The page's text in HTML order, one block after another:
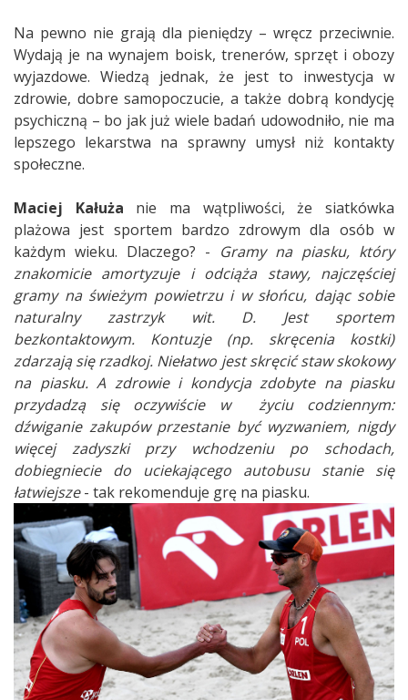
Na pewno nie grają dla pieniędzy – wręcz przeciwnie.
Wydają je na wynajem boisk, trenerów, sprzęt i obozy
wyjazdowe. Wiedzą jednak, że jest to inwestycja w
zdrowie, dobre samopoczucie, a także dobrą kondycję
psychiczną – bo jak już wiele badań udowodniło, nie ma
lepszego lekarstwa na sprawny umysł niż kontakty
społeczne.
Maciej Kałuża nie ma wątpliwości, że siatkówka
plażowa jest sportem bardzo zdrowym dla osób w
każdym wieku. Dlaczego? - Gramy na piasku, który
znakomicie amortyzuje i odciąża stawy, najczęściej
gramy na świeżym powietrzu i w słońcu, dając sobie
naturalny zastrzyk wit. D. Jest sportem
bezkontaktowym. Kontuzje (np. skręcenia kostki)
zdarzają się rzadkoj. Niełatwo jest skręcić staw skokowy
na piasku. A zdrowie i kondycja zdobyte na piasku
przydadzą się oczywiście w życiu codziennym:
dźwiganie zakupów przestanie być wyzwaniem, nigdy
więcej zadyszki przy wchodzeniu po schodach,
dobiegniecie do uciekającego autobusu stanie się
łatwiejsze- tak rekomenduje grę na piasku.